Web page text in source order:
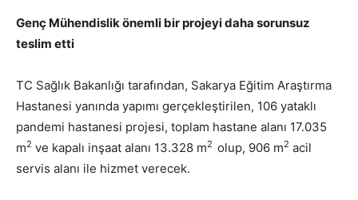
Genç Mühendislik önemli bir projeyi daha sorunsuz
teslim etti
TC Sağlık Bakanlığı tarafından, Sakarya Eğitim Araştırma
Hastanesi yanında yapımı gerçekleştirilen, 106 yataklı
pandemi hastanesi projesi, toplam hastane alanı 17.035
m2 ve kapalı inşaat alanı 13.328 m2 olup, 906 m2 acil
servis alanı ile hizmet verecek.